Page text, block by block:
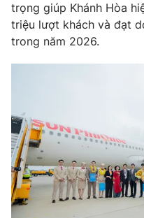
trọng giúp Khánh Hòa
triệu lượt khách và đạt
trong năm 2026.